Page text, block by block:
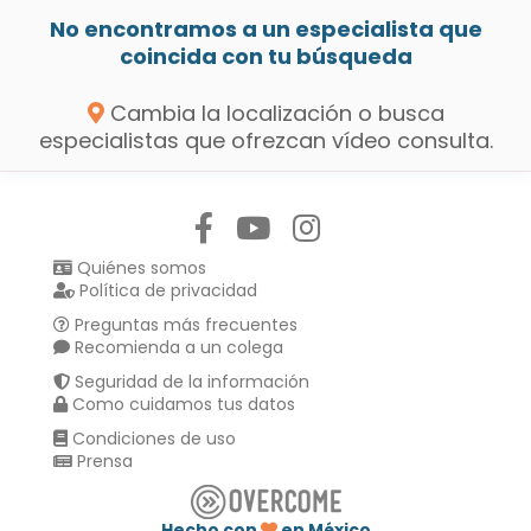
No encontramos a un especialista que
coincida con tu búsqueda
Cambia la localización o busca
especialistas que ofrezcan vídeo consulta.
Quiénes somos
Política de privacidad
Preguntas más frecuentes
Recomienda a un colega
Seguridad de la información
Como cuidamos tus datos
Condiciones de uso
Prensa